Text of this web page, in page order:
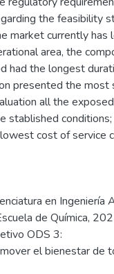
the feasibility
market currently has
area, the
had the longest
presented the most
all the
stablished
cost of service
en Ingeniería
de Química,
ODS 3:
el bienestar de